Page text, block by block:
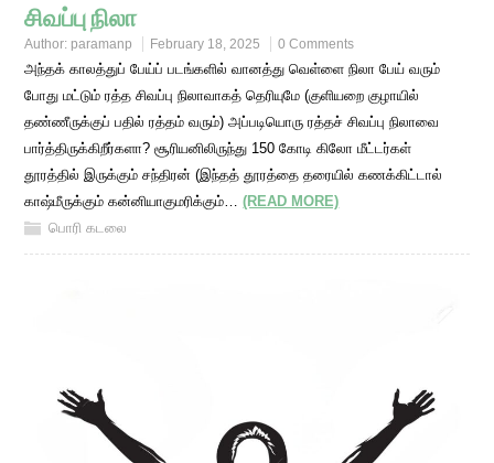
சிவப்பு நிலா
Author: paramanp February 18, 2025 0 Comments
அந்தக் காலத்துப் பேய்ப் படங்களில் வானத்து வெள்ளை நிலா பேய் வரும்
போது மட்டும் ரத்த சிவப்பு நிலாவாகத் தெரியுமே (குளியறை குழாயில்
தண்ணீருக்குப் பதில் ரத்தம் வரும்) அப்படியொரு ரத்தச் சிவப்பு நிலாவை
பார்த்திருக்கிறீர்களா? சூரியனிலிருந்து 150 கோடி கிலோ மீட்டர்கள்
தூரத்தில் இருக்கும் சந்திரன் (இந்தத் தூரத்தை தரையில் கணக்கிட்டால்
காஷ்மீருக்கும் கன்னியாகுமரிக்கும்…(READ MORE)
பொரி கடலை